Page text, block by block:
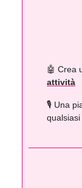
🤖 Crea
attività
🎙️ Una